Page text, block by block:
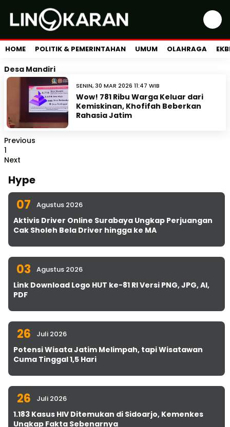
HOME POLITIK & PEMERINTAHAN UMUM OLAHRAGA
Desa Mandiri
SENIN, 30 MAR 2026 11:47 WIB
Wow! 781 Ribu Warga Keluar dari
Kemiskinan, Khofifah Beberkan
Rahasia Jatim
Previous
1
Next
Hype
07 Agustus 2026
Aktivis Driver Online Surabaya Ungkap Perjuangan
Cak Sholeh Bela Driver hingga ke MA
03 Agustus 2026
Link Download Logo HUT ke-81 RI Versi PNG, JPG, AI,
PDF
26 Juli 2026
Potensi Wisata Jatim Melimpah, tapi Wisatawan
Cuma Tinggal 1,5 Hari
26 Juli 2026
1.183 Kasus HIV Ditemukan di Sidoarjo, Kemenkes
Ungkap Fakta Sebenarnya